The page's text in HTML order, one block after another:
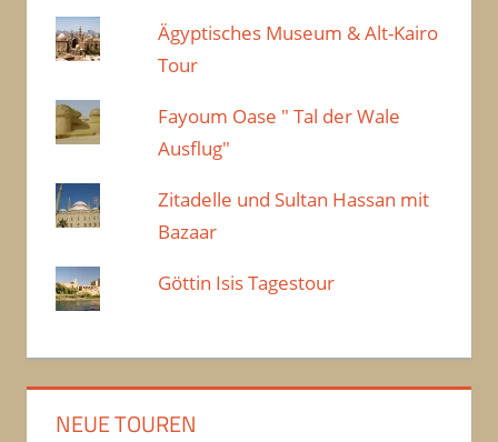
Ägyptisches Museum & Alt-Kairo
Tour
Fayoum Oase " Tal der Wale
Ausflug"
Zitadelle und Sultan Hassan mit
Bazaar
Göttin Isis Tagestour
NEUE TOUREN